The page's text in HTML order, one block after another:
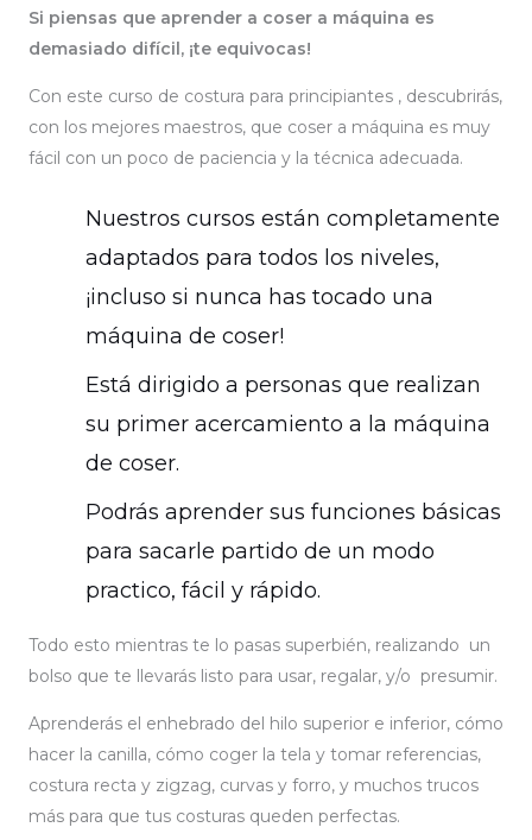
Si piensas que aprender a coser a máquina es
demasiado difícil, ¡te equivocas!
Con este curso de costura para principiantes , descubrirás,
con los mejores maestros, que coser a máquina es muy
fácil con un poco de paciencia y la técnica adecuada.
Nuestros cursos están completamente
adaptados para todos los niveles,
¡incluso si nunca has tocado una
máquina de coser!
Está dirigido a personas que realizan
su primer acercamiento a la máquina
de coser.
Podrás aprender sus funciones básicas
para sacarle partido de un modo
practico, fácil y rápido.
Todo esto mientras te lo pasas superbién, realizando un
bolso que te llevarás listo para usar, regalar, y/o presumir.
Aprenderás el enhebrado del hilo superior e inferior, cómo
hacer la canilla, cómo coger la tela y tomar referencias,
costura recta y zigzag, curvas y forro, y muchos trucos
más para que tus costuras queden perfectas.